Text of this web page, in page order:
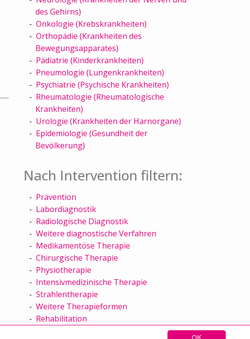
OK
des Gehirns)
Onkologie (Krebskrankheiten)
Orthopädie (Krankheiten des
Bewegungsapparates)
Pädiatrie (Kinderkrankheiten)
Pneumologie (Lungenkrankheiten)
Psychiatrie (Psychische Krankheiten)
Rheumatologie (Rheumatologische
Krankheiten)
Urologie (Krankheiten der Harnorgane)
Epidemiologie (Gesundheit der
Bevölkerung)
Nach Intervention filtern:
Prävention
Labordiagnostik
Radiologische Diagnostik
Weitere diagnostische Verfahren
Medikamentöse Therapie
Chirurgische Therapie
Physiotherapie
Intensivmedizinische Therapie
Strahlentherapie
Weitere Therapieformen
Rehabilitation